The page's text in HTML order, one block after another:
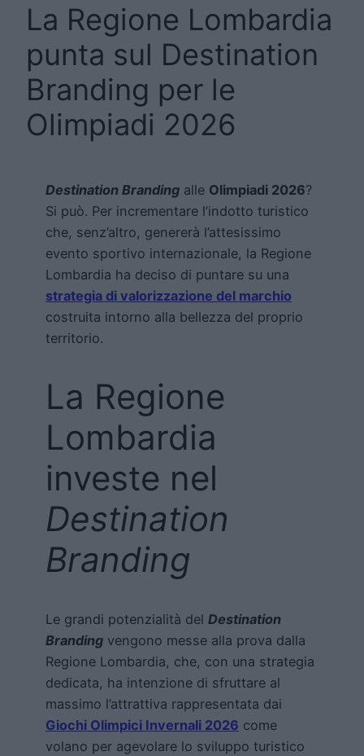
La Regione Lombardia
punta sul Destination
Branding per le
Olimpiadi 2026
Destination Branding alle Olimpiadi 2026?
Si può. Per incrementare l’indotto turistico
che, senz’altro, genererà l’attesissimo
evento sportivo internazionale, la Regione
Lombardia ha deciso di puntare su una
strategia di valorizzazione del marchio
costruita intorno alla bellezza del proprio
territorio.
La Regione
Lombardia
investe nel
Destination
Branding
Le grandi potenzialità del Destination
Branding vengono messe alla prova dalla
Regione Lombardia, che, con una strategia
dedicata, ha intenzione di sfruttare al
massimo l’attrattiva rappresentata dai
Giochi Olimpici Invernali 2026 come
volano per agevolare lo sviluppo turistico